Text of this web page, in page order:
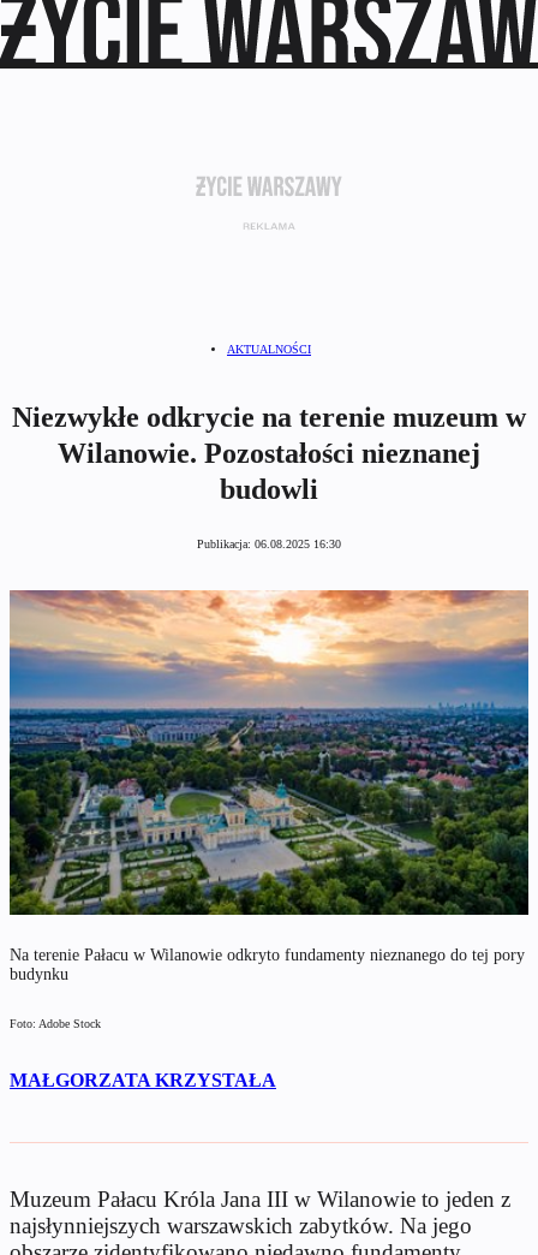
AKTUALNOŚCI
Niezwykłe odkrycie na terenie muzeum w
Wilanowie. Pozostałości nieznanej
budowli
Publikacja: 06.08.2025 16:30
Na terenie Pałacu w Wilanowie odkryto fundamenty nieznanego do tej pory
budynku
Foto: Adobe Stock
MAŁGORZATA KRZYSTAŁA
Muzeum Pałacu Króla Jana III w Wilanowie to jeden z
najsłynniejszych warszawskich zabytków. Na jego